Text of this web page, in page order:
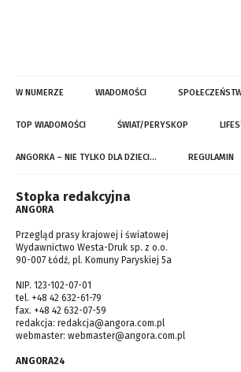
W NUMERZE WIADOMOŚCI
TOP WIADOMOŚCI ŚWIAT/PERYSKOP
ANGORKA – NIE TYLKO DLA DZIECI… REGULAMIN
Stopka redakcyjna
ANGORA
Przegląd prasy krajowej i światowej
Wydawnictwo Westa-Druk sp. z o.o.
90-007 Łódź, pl. Komuny Paryskiej 5a
NIP. 123-102-07-01
tel. +48 42 632-61-79
fax. +48 42 632-07-59
redakcja: redakcja@angora.com.pl
webmaster: webmaster@angora.com.pl
ANGORA24